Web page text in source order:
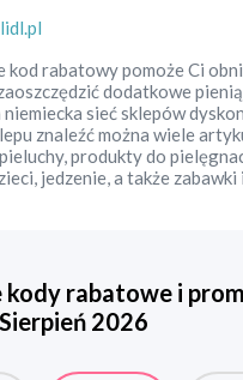
kod rabatowy pomoże Ci
dodatkowe
sieć sklepów
znaleźć można wiele
produkty do
jedzenie, a także zabawki
kody rabatowe i
Sierpień 2026